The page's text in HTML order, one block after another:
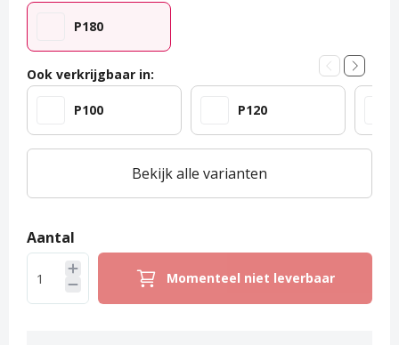
Overige Producten
Hobby & creatief
P180
Ook verkrijgbaar in:
P100 P120
Bekijk alle varianten
Aantal
Momenteel niet leverbaar